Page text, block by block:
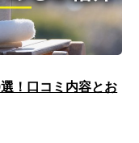
！口コミ内容とお